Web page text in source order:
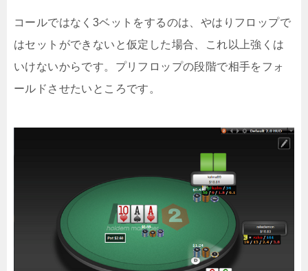
コールではなく3ベットをするのは、やはりフロップで
はセットができないと仮定した場合、これ以上強くは
いけないからです。プリフロップの段階で相手をフォ
ールドさせたいところです。